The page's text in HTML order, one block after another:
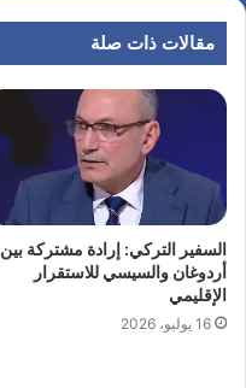
مقالات ذات صلة
السفير التركي: إرادة مشتركة بين
أردوغان والسيسي للاستقرار
الإقليمي
16 يوليو، 2026